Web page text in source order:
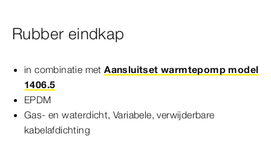
Rubber eindkap
in combinatie metAansluitset warmtepomp model
1406.5
EPDM
Gas- en waterdicht, Variabele, verwijderbare
kabelafdichting